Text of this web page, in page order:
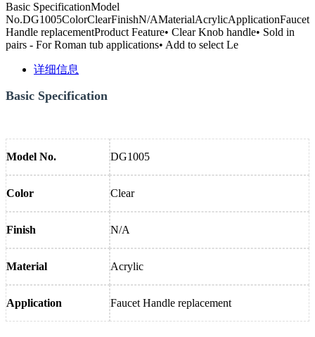
Basic SpecificationModel
No.DG1005ColorClearFinishN/AMaterialAcrylicApplicationFaucet
Handle replacementProduct Feature• Clear Knob handle• Sold in
pairs - For Roman tub applications• Add to select Le
详细信息
Basic Specification
Model No. DG1005
Color Clear
Finish N/A
Material Acrylic
Application Faucet Handle replacement